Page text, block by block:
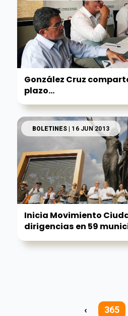
González Cruz
plazo...
BOLETINES| 16 JUN 2013
Inicia Movimiento
dirigencias en 59
‹ 365